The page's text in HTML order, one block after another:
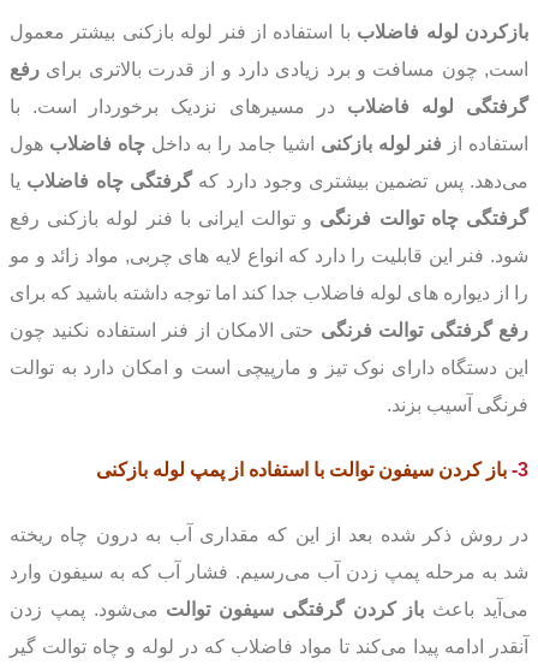
بازکردن لوله فاضلاب با استفاده از فنر لوله بازکنی بیشتر معمول
است, چون مسافت و برد زیادی دارد و از قدرت بالاتری برای رفع
گرفتگی لوله فاضلاب در مسیرهای نزدیک برخوردار است. با
استفاده از فنر لوله بازکنی اشیا جامد را به داخلچاه فاضلاب هول
می‌دهد. پس تضمین بیشتری وجود دارد کهگرفتگی چاه فاضلاب یا
گرفتگی چاه توالت فرنگی و توالت ایرانی با فنر لوله بازکنی رفع
شود. فنر این قابلیت را دارد که انواع لایه های چربی, مواد زائد و مو
را از دیواره های لوله فاضلاب جدا کند اما توجه داشته باشید که برای
رفع گرفتگی توالت فرنگی حتی الامکان از فنر استفاده نکنید چون
این دستگاه دارای نوک تیز و مارپیچی است و امکان دارد به توالت
فرنگی آسیب بزند.
3- باز کردن سیفون توالت با استفاده از پمپ لوله بازکنی
در روش ذکر شده بعد از این که مقداری آب به درون چاه ریخته
شد به مرحله پمپ زدن آب می‌رسیم. فشار آب که به سیفون وارد
می‌آید باعث باز کردن گرفتگی سیفون توالت می‌شود. پمپ زدن
آنقدر ادامه پیدا می‌کند تا مواد فاضلاب که در لوله و چاه توالت گیر